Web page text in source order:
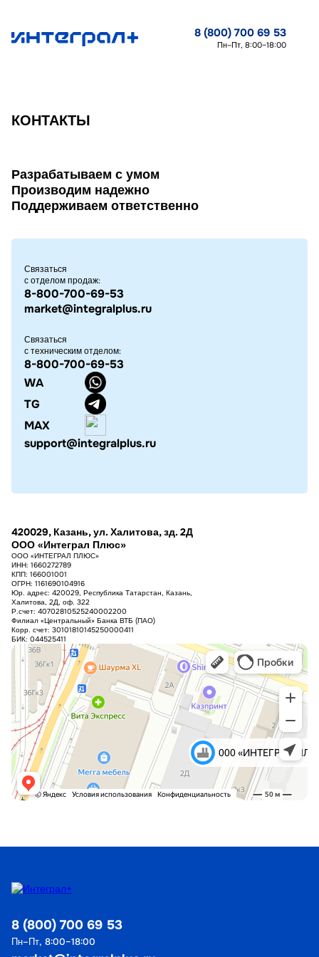
8 (800) 700 69 53
Пн–Пт, 8:00–18:00
КОНТАКТЫ
Разрабатываем с умом
Производим надежно
Поддерживаем ответственно
Связаться
с отделом продаж:
8-800-700-69-53
market@integralplus.ru
Связаться
с техническим отделом:
8-800-700-69-53
WA
TG
MAX
support@integralplus.ru
420029, Казань,ул. Халитова, зд. 2Д
ООО «Интеграл Плюс»
ООО «ИНТЕГРАЛ ПЛЮС»
ИНН: 1660272789
КПП: 166001001
ОГРН: 1161690104916
Юр. адрес: 420029, Республика Татарстан, Казань,
Халитова, 2Д, оф. 322
Р.счет: 40702810525240002200
Филиал «Центральный» Банка ВТБ (ПАО)
Корр. счет: 30101810145250000411
БИК: 044525411
8 (800) 700 69 53
Пн–Пт, 8:00–18:00